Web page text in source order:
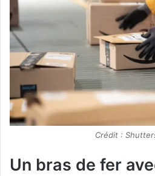
Crédit :
Un bras de fer